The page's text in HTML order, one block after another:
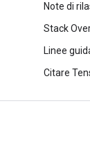
Note di
Stack
Linee
Citare